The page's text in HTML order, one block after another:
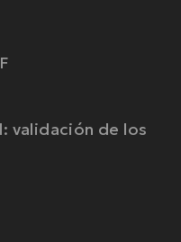
validación de los